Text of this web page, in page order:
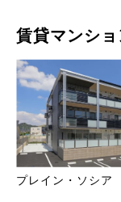
賃貸マンショ
プレイン・ソシア